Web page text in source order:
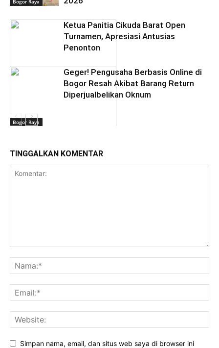
Bogor Raya
Bogor Raya
Ketua Panitia Cikuda Barat Open
Turnamen, Apresiasi Antusias
Penonton
Geger! Pengusaha Berbasis Online di
Bogor Resah Akibat Barang Return
Diperjualbelikan Oknum
TINGGALKAN KOMENTAR
Simpan nama, email, dan situs web saya di browser ini